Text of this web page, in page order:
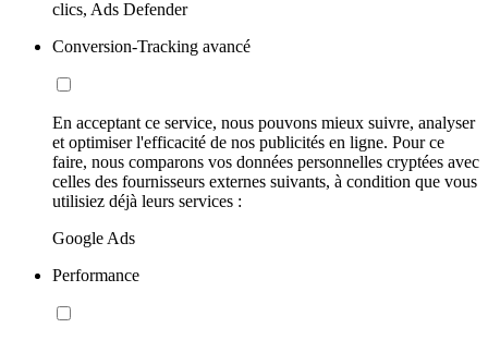
clics, Ads Defender
Conversion-Tracking avancé
En acceptant ce service, nous pouvons mieux suivre, analyser
et optimiser l'efficacité de nos publicités en ligne. Pour ce
faire, nous comparons vos données personnelles cryptées avec
celles des fournisseurs externes suivants, à condition que vous
utilisiez déjà leurs services :
Google Ads
Performance